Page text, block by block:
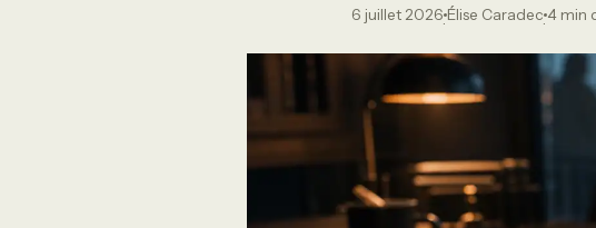
6 juillet 2026
·
Élise Caradec
·
4 min